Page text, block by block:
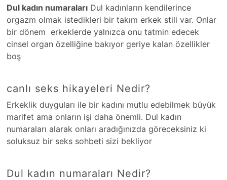
Dul kadın numaraları Dul kadınların kendilerince
orgazm olmak istedikleri bir takım erkek stili var. Onlar
bir dönem erkeklerde yalnızca onu tatmin edecek
cinsel organ özelliğine bakıyor geriye kalan özellikler
boş
canlı seks hikayeleri Nedir?
Erkeklik duyguları ile bir kadını mutlu edebilmek büyük
marifet ama onların işi daha önemli. Dul kadın
numaraları alarak onları aradığınızda göreceksiniz ki
soluksuz bir seks sohbeti sizi bekliyor
Dul kadın numaraları Nedir?